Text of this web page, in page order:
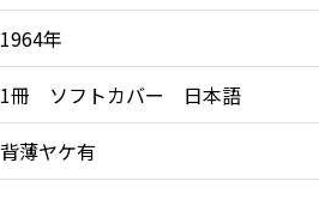
1964年
1冊 ソフトカバー 日本語
背薄ヤケ有